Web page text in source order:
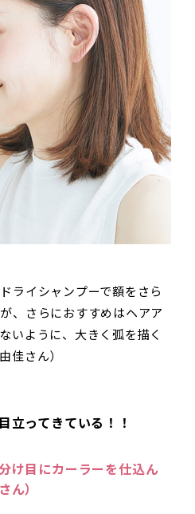
ライシャンプーで額をさら
、さらにおすすめはヘアア
いように、大きく弧を描く
佳さん）
立ってきている！！
け目にカーラーを仕込ん
ん）